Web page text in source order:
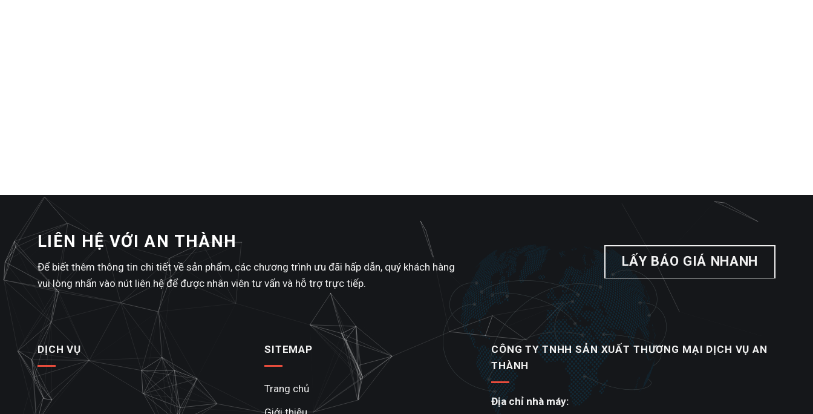
LIÊN HỆ VỚI AN THÀNH
Để biết thêm thông tin chi tiết về sản phẩm, các chương trình ưu đãi hấp dẫn, quý khách hàng
vui lòng nhấn vào nút liên hệ để được nhân viên tư vấn và hỗ trợ trực tiếp.
LẤY BÁO GIÁ NHANH
DỊCH VỤ SITEMAP
Trang chủ
CÔNG TY TNHH SẢN XUẤT THƯƠNG MẠI DỊCH VỤ AN
THÀNH
Địa chỉ nhà máy: